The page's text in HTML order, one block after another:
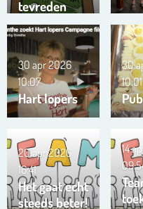
tevreden
Hart lopers
30 apr 2026
10:07
30
10:01
Het gaat echt
steeds beter!
20 apr 2026
16:41
14